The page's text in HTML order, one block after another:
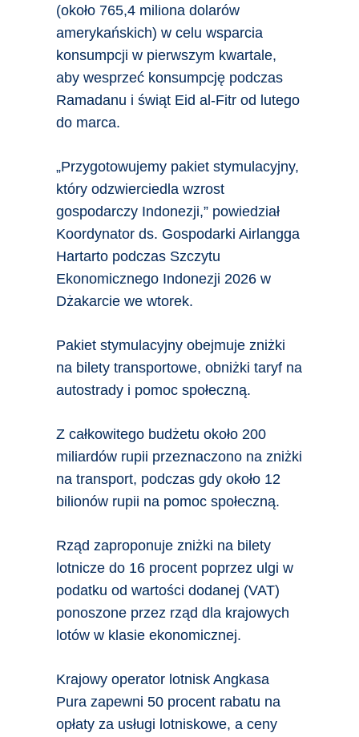
(około 765,4 miliona dolarów
amerykańskich) w celu wsparcia
konsumpcji w pierwszym kwartale,
aby wesprzeć konsumpcję podczas
Ramadanu i świąt Eid al-Fitr od lutego
do marca.
„Przygotowujemy pakiet stymulacyjny,
który odzwierciedla wzrost
gospodarczy Indonezji,” powiedział
Koordynator ds. Gospodarki Airlangga
Hartarto podczas Szczytu
Ekonomicznego Indonezji 2026 w
Dżakarcie we wtorek.
Pakiet stymulacyjny obejmuje zniżki
na bilety transportowe, obniżki taryf na
autostrady i pomoc społeczną.
Z całkowitego budżetu około 200
miliardów rupii przeznaczono na zniżki
na transport, podczas gdy około 12
bilionów rupii na pomoc społeczną.
Rząd zaproponuje zniżki na bilety
lotnicze do 16 procent poprzez ulgi w
podatku od wartości dodanej (VAT)
ponoszone przez rząd dla krajowych
lotów w klasie ekonomicznej.
Krajowy operator lotnisk Angkasa
Pura zapewni 50 procent rabatu na
opłaty za usługi lotniskowe, a ceny